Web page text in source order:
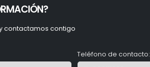
contactamos contigo
Teléfono de contacto: